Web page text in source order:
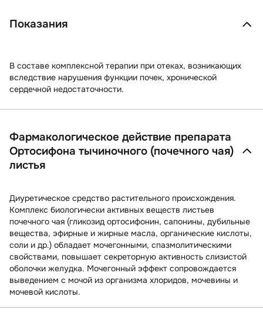
Показания
В составе комплексной терапии при отеках, возникающих
вследствие нарушения функции почек, хронической
сердечной недостаточности.
Фармакологическое действие препарата
Ортосифона тычиночного (почечного чая)
листья
Диуретическое средство растительного происхождения.
Комплекс биологически активных веществ листьев
почечного чая (гликозид ортосифонин, сапонины, дубильные
вещества, эфирные и жирные масла, органические кислоты,
соли и др.) обладает мочегонными, спазмолитическими
свойствами, повышает секреторную активность слизистой
оболочки желудка. Мочегонный эффект сопровождается
выведением с мочой из организма хлоридов, мочевины и
мочевой кислоты.